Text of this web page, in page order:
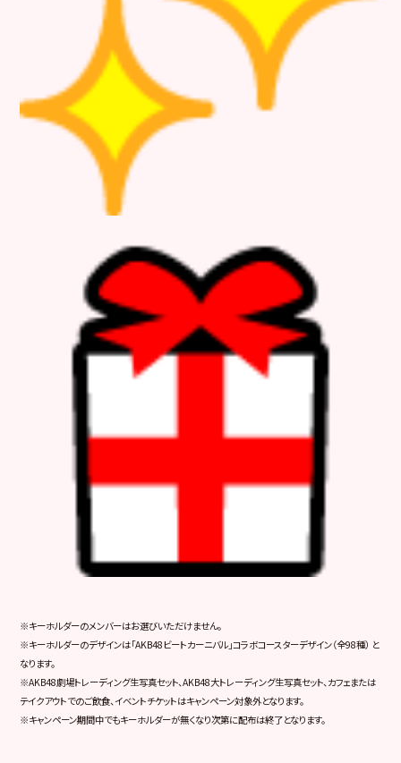
※キーホルダーのメンバーはお選びいただけません。
※キーホルダーのデザインは「AKB48ビートカーニバル」コラボコースターデザイン（全98種） と
なります。
※AKB48劇場トレーディング生写真セット、AKB48大トレーディング生写真セット、カフェまたは
テイクアウトでのご飲食、イベントチケットはキャンペーン対象外となります。
※キャンペーン期間中でもキーホルダーが無くなり次第に配布は終了となります。